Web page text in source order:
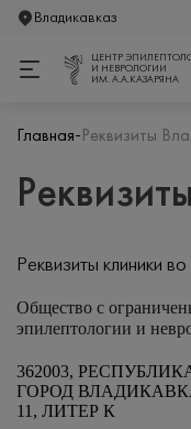
Владикавказ
ЦЕНТР
И НЕВРОЛОГИИ
ИМ. А.А.КАЗАРЯНА
Главная- Реквизиты
Реквизиты клиники
Общество с
эпилептологии и
362003,
ГОРОД
11, ЛИТЕР К